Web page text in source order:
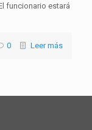
funcionario estará
0 Leer más